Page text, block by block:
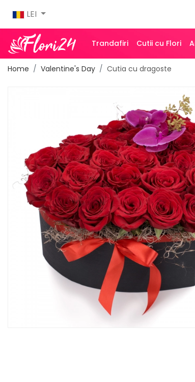
LEI
Trandafiri Cutii cu Flori
Home Valentine's Day Cutia cu dragoste